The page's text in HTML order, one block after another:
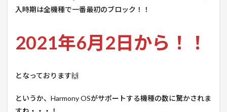
入時期は全機種で一番最初のブロック！！
2021年6月2日から！！
となっております🙌
というか、Harmony OSがサポートする機種の数に驚かされま